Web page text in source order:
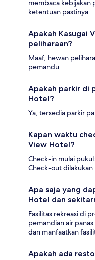
membaca kebijakan
ketentuan pastinya.
Apakah Kasugai
peliharaan?
Maaf, hewan
pemandu.
Apakah parkir di
Hotel?
Ya, tersedia parkir
Kapan waktu
View Hotel?
Check-in mulai
Check-out dilakukan
Apa saja yang
Hotel dan
Fasilitas rekreasi di
pemandian air
dan manfaatkan
Apakah ada